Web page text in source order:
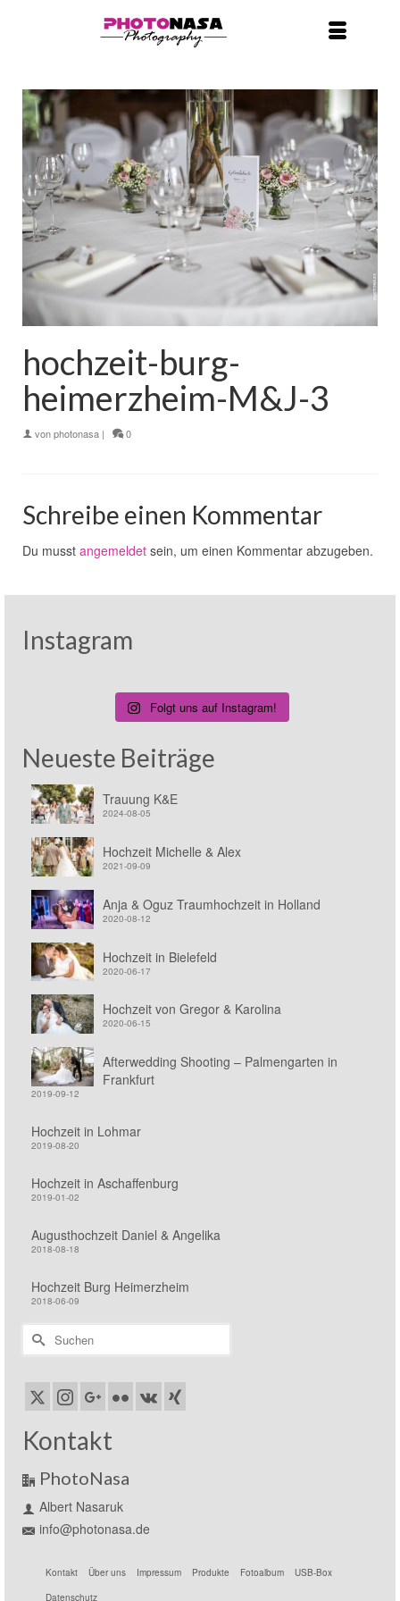
hochzeit-burg-
heimerzheim-M&J-3
vonphotonasa | 0
Schreibe einen Kommentar
Du musst angemeldet sein, um einen Kommentar abzugeben.
Instagram
Folgt uns auf Instagram!
Neueste Beiträge
Trauung K&E
2024-08-05
Hochzeit Michelle & Alex
2021-09-09
Anja & Oguz Traumhochzeit in Holland
2020-08-12
Hochzeit in Bielefeld
2020-06-17
Hochzeit von Gregor & Karolina
2020-06-15
Afterwedding Shooting – Palmengarten in
Frankfurt
2019-09-12
Hochzeit in Lohmar
2019-08-20
Hochzeit in Aschaffenburg
2019-01-02
Augusthochzeit Daniel & Angelika
2018-08-18
Hochzeit Burg Heimerzheim
2018-06-09
Suchen
nach:
Kontakt
PhotoNasa
Albert Nasaruk
info@photonasa.de
Kontakt Über uns Impressum Produkte Fotoalbum
USB-Box
Datenschutz